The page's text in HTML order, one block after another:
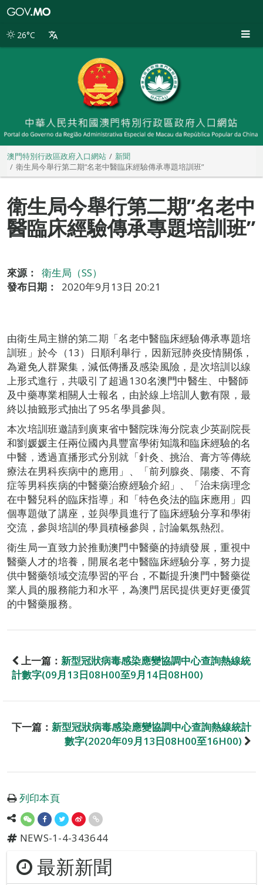
別
26°C
澳門特別行政區政府入口網站
新聞
衛生局今舉行第二期”名老中醫臨床經驗傳承專題培訓班”
衛生局今舉行第二期”名老中
醫臨床經驗傳承專題培訓班”
來源：
衛生局（SS）
發布日期：
2020年9月13日 20:21
由衛生局主辦的第二期「名老中醫臨床經驗傳承專題培
訓班」於今（13）日順利舉行，因新冠肺炎疫情關係，
為避免人群聚集，減低傳播及感染風險，是次培訓以線
上形式進行，共吸引了超過130名澳門中醫生、中醫師
及中藥專業相關人士報名，由於線上培訓人數有限，最
終以抽籤形式抽出了95名學員參與。
本次培訓班邀請到廣東省中醫院珠海分院袁少英副院長
和劉媛媛主任兩位國內具豐富學術知識和臨床經驗的名
中醫，透過直播形式分別就「針灸、挑治、膏方等傳統
療法在男科疾病中的應用」、「前列腺炎、陽痿、不育
症等男科疾病的中醫藥治療經驗介紹」、「治未病理念
在中醫兒科的臨床指導」和「特色灸法的臨床應用」四
個專題做了講座，並與學員進行了臨床經驗分享和學術
交流，參與培訓的學員積極參與，討論氣氛熱烈。
衛生局一直致力於推動澳門中醫藥的持續發展，重視中
醫藥人才的培養，開展名老中醫臨床經驗分享，努力提
供中醫藥領域交流學習的平台，不斷提升澳門中醫藥從
業人員的服務能力和水平，為澳門居民提供更好更優質
的中醫藥服務。
上一篇： 新型冠狀病毒感染應變協調中心查詢熱線統
計數字(09月13日08H00至9月14日08H00)
下一篇： 新型冠狀病毒感染應變協調中心查詢熱線統計
數字(2020年09月13日08H00至16H00)
列印本頁
NEWS-1-4-343644
最新新聞